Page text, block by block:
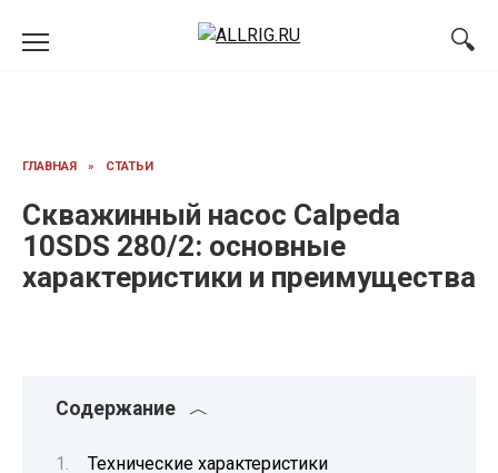
ГЛАВНАЯ » СТАТЬИ
Скважинный насос Calpeda
10SDS 280/2: основные
характеристики и преимущества
Содержание
Технические характеристики